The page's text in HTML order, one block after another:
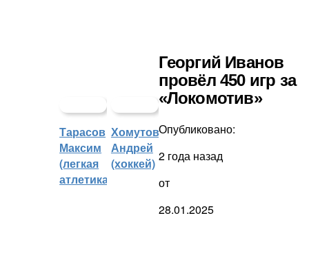
Тарасов
Максим
(легкая
атлетика)
Хомутов
Андрей
(хоккей)
Георгий Иванов
провёл 450 игр за
«Локомотив»
Опубликовано:
2 года назад
от
28.01.2025